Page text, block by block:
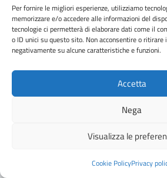
Per fornire le migliori esperienze, utilizziamo
memorizzare e/o accedere alle informazioni del
tecnologie ci permetterà di elaborare dati come il
o ID unici su questo sito. Non acconsentire o ritirare
negativamente su alcune caratteristiche e funzioni.
Accetta
Nega
Visualizza le
Cookie PolicyPrivacy
Valuta 5 stelle su 5
Valuta 4 stelle su 5
Valuta 3 stelle su 5
Valuta 2 stelle su 5
Valuta 1 stelle su 5
Contatta il comune